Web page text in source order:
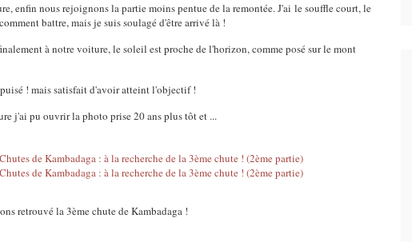
enfin nous rejoignons la partie moins pentue de la remontée. J'ai le souffle court, le
battre, mais je suis soulagé d'être arrivé là !
à notre voiture, le soleil est proche de l'horizon, comme posé sur le mont
! mais satisfait d'avoir atteint l'objectif !
j'ai pu ouvrir la photo prise 20 ans plus tôt et ...
retrouvé la 3ème chute de Kambadaga !